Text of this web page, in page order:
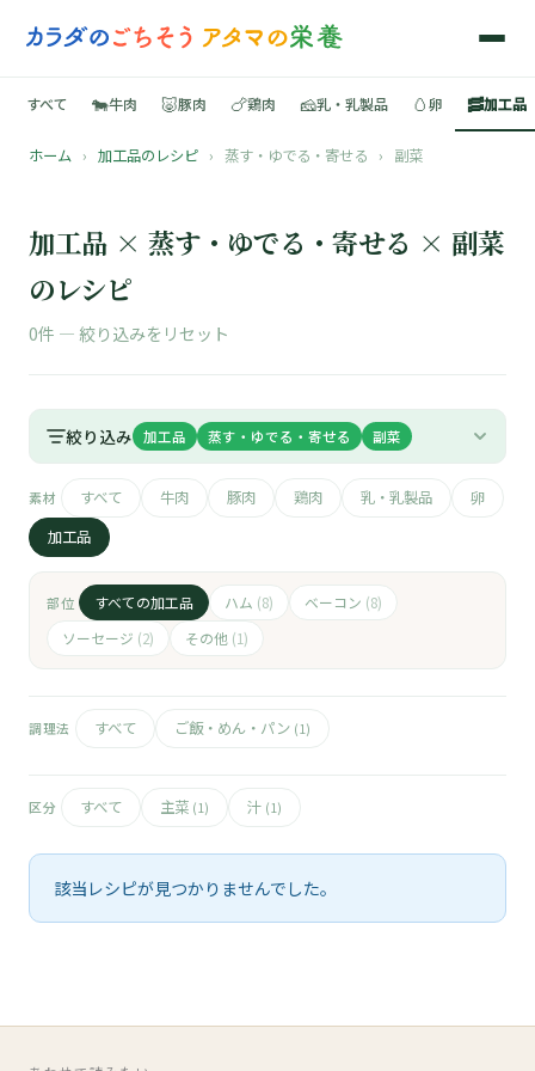
📚
🐷
🧀
🥚
すべて 🐄牛肉 🐷豚肉 🍗鶏肉 🧀乳・乳製品 🥚卵 🥓加工品
ホーム › 加工品のレシピ › 蒸す・ゆでる・寄せる › 副菜
加工品 × 蒸す・ゆでる・寄せる × 副菜
のレシピ
0件 — 絞り込みをリセット
絞り込み 加工品 蒸す・ゆでる・寄せる 副菜
素材 すべて 牛肉 豚肉 鶏肉 乳・乳製品
卵
加工品
部位 すべての加工品 ハム (8) ベーコン (8)
ソーセージ (2) その他 (1)
調理法 すべて ご飯・めん・パン (1)
区分 すべて 主菜 (1) 汁 (1)
該当レシピが見つかりませんでした。